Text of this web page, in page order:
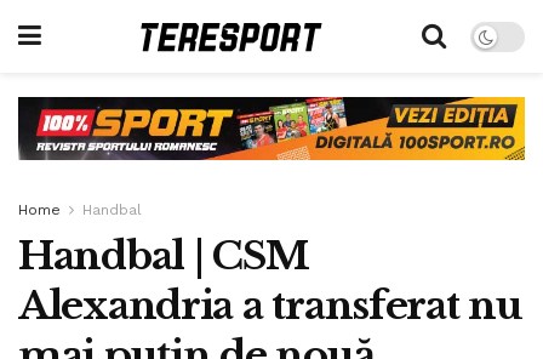
Home Handbal
Handbal | CSM
Alexandria a transferat nu